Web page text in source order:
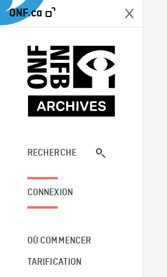
ONF.ca
RECHERCHE
CONNEXION
OÙ COMMENCER
TARIFICATION